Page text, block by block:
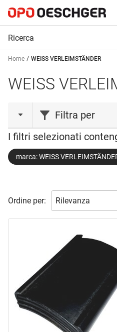
Home WEISS VERLEIMSTÄNDER
WEISS
Filtra per
tipo prodotto
Bullone (1)
Fissaggio (1)
Piastra di montaggio
Rotaie (2)
Supporto Per
lunghezza
Da
larghezza
30.0 mm
spessore
(1)
disponibilità
I filtri selezionati
marca: WEISS
Ordine per: